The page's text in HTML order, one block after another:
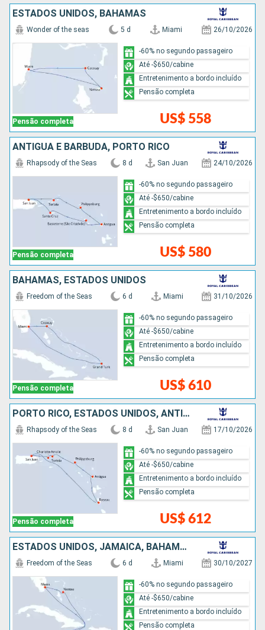
ESTADOS UNIDOS, BAHAMAS
Pensão completa
Wonder of the seas 5 d Miami 26/10/2026
US$ 558
-60% no segundo passageiro
Até -$650/cabine
Entretenimento a bordo incluído
Pensão completa
ANTIGUA E BARBUDA, PORTO RICO
Pensão completa
Rhapsody of the Seas 8 d San Juan 24/10/2026
US$ 580
-60% no segundo passageiro
Até -$650/cabine
Entretenimento a bordo incluído
Pensão completa
BAHAMAS, ESTADOS UNIDOS
Pensão completa
Freedom of the Seas 6 d Miami 31/10/2026
US$ 610
-60% no segundo passageiro
Até -$650/cabine
Entretenimento a bordo incluído
Pensão completa
PORTO RICO, ESTADOS UNIDOS, ANTIGUA E BARBUDA, REPUBLICA DOMINICANA
Pensão completa
Rhapsody of the Seas 8 d San Juan 17/10/2026
US$ 612
-60% no segundo passageiro
Até -$650/cabine
Entretenimento a bordo incluído
Pensão completa
ESTADOS UNIDOS, JAMAICA, BAHAMAS
Freedom of the Seas 6 d Miami 30/10/2027
-60% no segundo passageiro
Até -$650/cabine
Entretenimento a bordo incluído
Pensão completa